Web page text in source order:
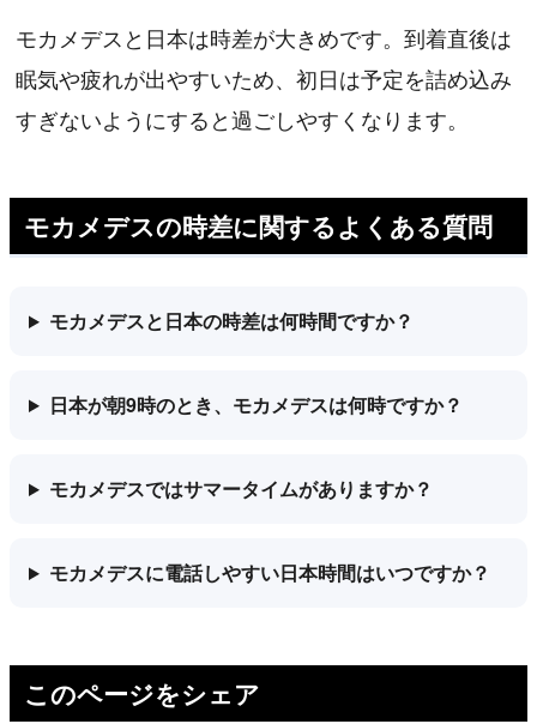
モカメデスと日本は時差が大きめです。到着直後は
眠気や疲れが出やすいため、初日は予定を詰め込み
すぎないようにすると過ごしやすくなります。
モカメデスの時差に関するよくある質問
モカメデスと日本の時差は何時間ですか？
日本が朝9時のとき、モカメデスは何時ですか？
モカメデスではサマータイムがありますか？
モカメデスに電話しやすい日本時間はいつですか？
このページをシェア